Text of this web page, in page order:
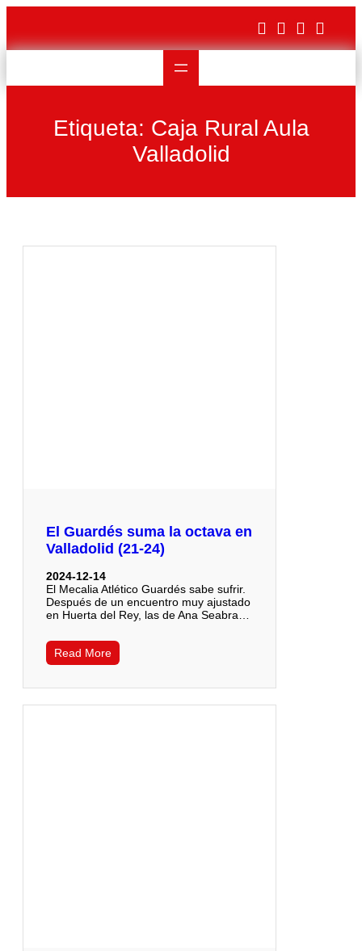
contenido
Etiqueta: Caja Rural Aula
Valladolid
El Guardés suma la octava en
Valladolid (21-24)
2024-12-14
El Mecalia Atlético Guardés sabe sufrir.
Después de un encuentro muy ajustado
en Huerta del Rey, las de Ana Seabra…
Read More